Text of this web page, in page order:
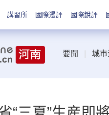
講習所 國際漫評 國際銳評
要聞 城